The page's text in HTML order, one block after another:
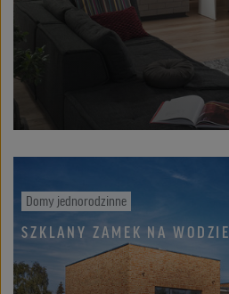
Domy jednorodzinne
SZKLANY ZAMEK NA WODZIE